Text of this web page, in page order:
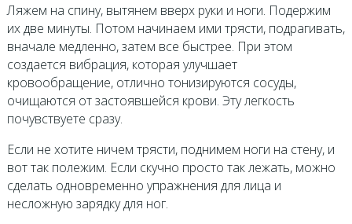
Ляжем на спину, вытянем вверх руки и ноги. Подержим
их две минуты. Потом начинаем ими трясти, подрагивать,
вначале медленно, затем все быстрее. При этом
создается вибрация, которая улучшает
кровообращение, отлично тонизируются сосуды,
очищаются от застоявшейся крови. Эту легкость
почувствуете сразу.
Если не хотите ничем трясти, поднимем ноги на стену, и
вот так полежим. Если скучно просто так лежать, можно
сделать одновременно упражнения для лица и
несложную зарядку для ног.